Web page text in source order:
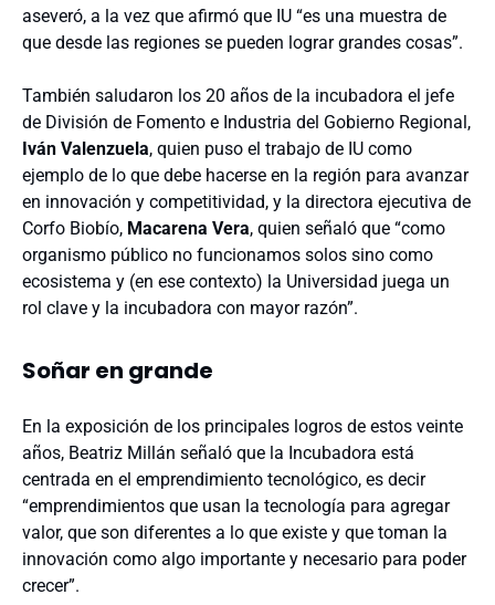
aseveró, a la vez que afirmó que IU “es una muestra de
que desde las regiones se pueden lograr grandes cosas”.
También saludaron los 20 años de la incubadora el jefe
de División de Fomento e Industria del Gobierno Regional,
Iván Valenzuela, quien puso el trabajo de IU como
ejemplo de lo que debe hacerse en la región para avanzar
en innovación y competitividad, y la directora ejecutiva de
Corfo Biobío, Macarena Vera, quien señaló que “como
organismo público no funcionamos solos sino como
ecosistema y (en ese contexto) la Universidad juega un
rol clave y la incubadora con mayor razón”.
Soñar en grande
En la exposición de los principales logros de estos veinte
años, Beatriz Millán señaló que la Incubadora está
centrada en el emprendimiento tecnológico, es decir
“emprendimientos que usan la tecnología para agregar
valor, que son diferentes a lo que existe y que toman la
innovación como algo importante y necesario para poder
crecer”.